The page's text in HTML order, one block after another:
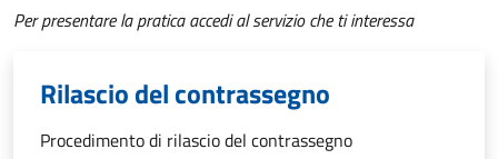
Per presentare la pratica accedi al servizio che ti interessa
Rilascio del contrassegno
Procedimento di rilascio del contrassegno